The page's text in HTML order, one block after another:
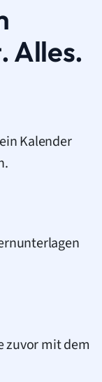
Alles.
Kalender
zuvor mit dem